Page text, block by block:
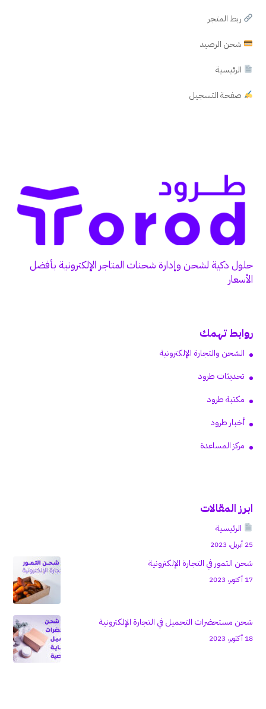
ربط المتجر
شحن الرصيد
الرئيسية
صفحة التسجيل
حلول ذكية لشحن وإدارة شحنات المتاجر الإلكترونية بأفضل
الأسعار
روابط تهمك
الشحن والتجارة الإلكترونية
تحديثات طرود
مكتبة طرود
أخبار طرود
مركز المساعدة
ابرز المقالات
الرئيسية
25 أبريل، 2023
شحن التمور في التجارة الإلكترونية
17 أكتوبر، 2023
شحن مستحضرات التجميل في التجارة الإلكترونية
18 أكتوبر، 2023